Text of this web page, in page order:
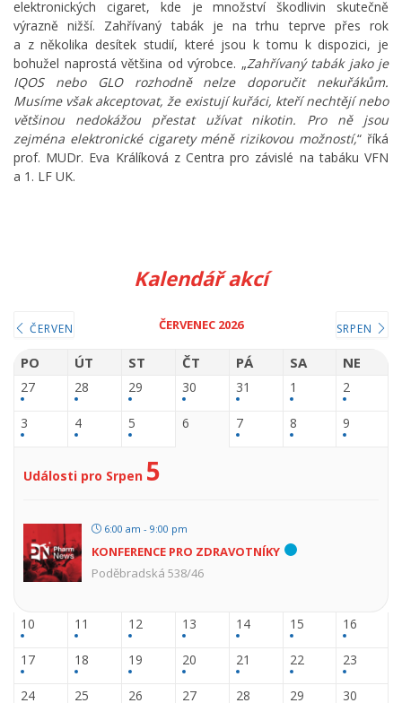
elektronických cigaret, kde je množství škodlivin skutečně
výrazně nižší. Zahřívaný tabák je na trhu teprve přes rok
a z několika desítek studií, které jsou k tomu k dispozici, je
bohužel naprostá většina od výrobce. „Zahřívaný tabák jako je
IQOS nebo GLO rozhodně nelze doporučit nekuřákům.
Musíme však akceptovat, že existují kuřáci, kteří nechtějí nebo
většinou nedokážou přestat užívat nikotin. Pro ně jsou
zejména elektronické cigarety méně rizikovou možností,“ říká
prof. MUDr. Eva Králíková z Centra pro závislé na tabáku VFN
a 1. LF UK.
Kalendář akcí
ČERVEN ČERVENEC 2026 SRPEN
PO ÚT ST ČT PÁ SA NE
27 28 29 30 31 1 2
3 4 5 6 7 8 9
Události pro Srpen 5
6:00 am - 9:00 pm
KONFERENCE PRO ZDRAVOTNÍKY
Poděbradská 538/46
10 11 12 13 14 15 16
17 18 19 20 21 22 23
24 25 26 27 28 29 30